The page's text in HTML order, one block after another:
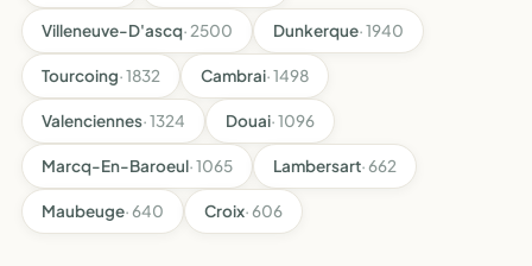
Villeneuve-D'ascq· 2500 Dunkerque· 1940
Tourcoing· 1832 Cambrai· 1498
Valenciennes· 1324 Douai· 1096
Marcq-En-Baroeul· 1065 Lambersart· 662
Maubeuge· 640 Croix· 606